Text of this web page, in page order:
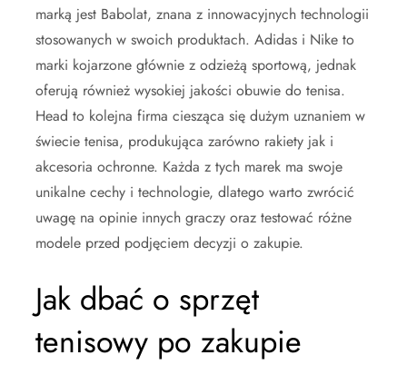
marką jest Babolat, znana z innowacyjnych technologii
stosowanych w swoich produktach. Adidas i Nike to
marki kojarzone głównie z odzieżą sportową, jednak
oferują również wysokiej jakości obuwie do tenisa.
Head to kolejna firma ciesząca się dużym uznaniem w
świecie tenisa, produkująca zarówno rakiety jak i
akcesoria ochronne. Każda z tych marek ma swoje
unikalne cechy i technologie, dlatego warto zwrócić
uwagę na opinie innych graczy oraz testować różne
modele przed podjęciem decyzji o zakupie.
Jak dbać o sprzęt
tenisowy po zakupie